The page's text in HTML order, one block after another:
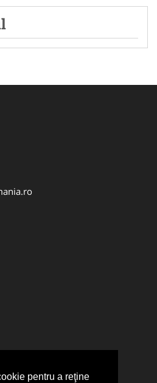
pentru a reţine